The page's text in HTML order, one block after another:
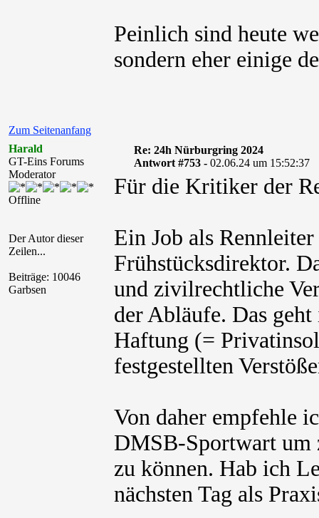
Peinlich sind heute
sondern eher einige
Zum Seitenanfang
Harald
GT-Eins Forums
Moderator
Offline
Der Autor dieser
Zeilen...
Beiträge: 10046
Garbsen
Re: 24h Nürburgring 2024
Antwort #753 - 02.06.24 um 15:52:37
Für die Kritiker der
Ein Job als
Frühstücksdirektor.
und zivilrechtliche
der Abläufe. Das
Haftung (=
festgestellten
Von daher empfehle
DMSB-Sportwart um
zu können. Hab ich
nächsten Tag als